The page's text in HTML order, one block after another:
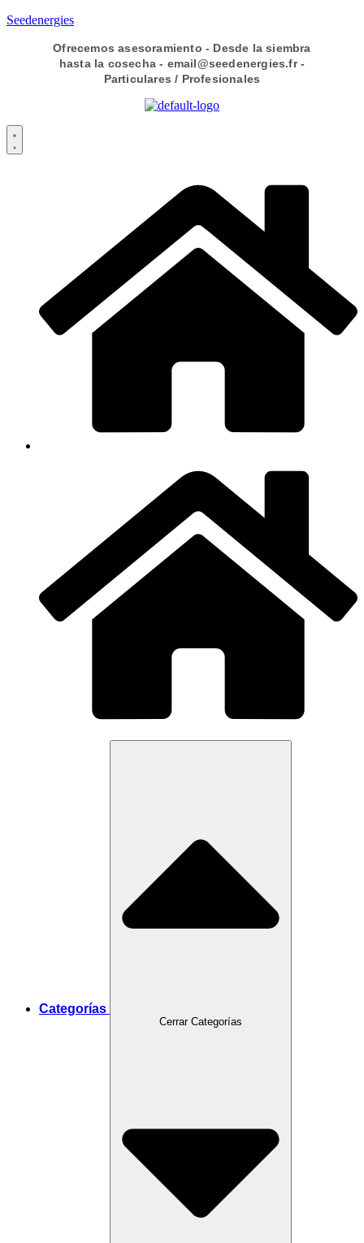
Seedenergies
Ofrecemos asesoramiento - Desde la siembra
hasta la cosecha - email@seedenergies.fr -
Particulares / Profesionales
Categorías
Cerrar Categorías